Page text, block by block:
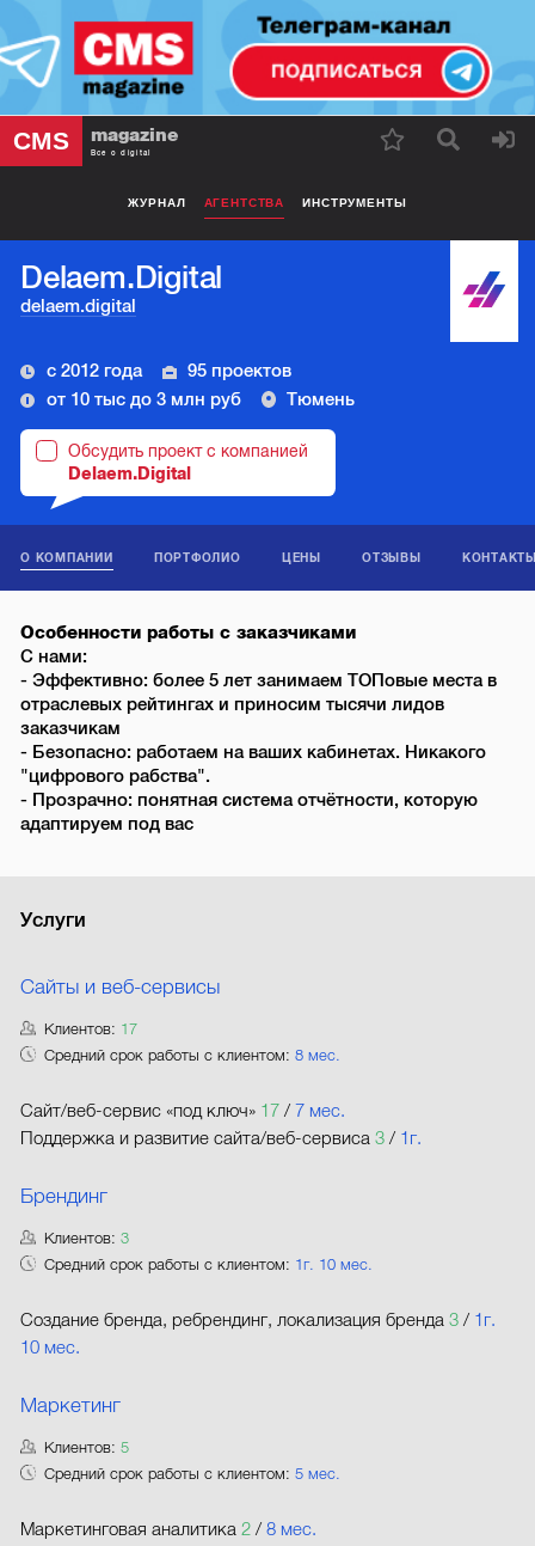
CMS magazine
Все о digital
ЖУРНАЛ АГЕНТСТВА ИНСТРУМЕНТЫ
Delaem.Digital
delaem.digital
с 2012 года
95 проектов
от 10 тыс до 3 млн руб
Тюмень
Обсудить проект с компанией
Delaem.Digital
О КОМПАНИИ ПОРТФОЛИО ЦЕНЫ ОТЗЫВЫ
Особенности работы с заказчиками
С нами:
- Эффективно: более 5 лет занимаем ТОПовые места в
отраслевых рейтингах и приносим тысячи лидов
заказчикам
- Безопасно: работаем на ваших кабинетах. Никакого
"цифрового рабства".
- Прозрачно: понятная система отчётности, которую
адаптируем под вас
Услуги
Сайты и веб-сервисы
Клиентов: 17
Средний срок работы с клиентом:8 мес.
Сайт/веб-сервис «под ключ» 17 /7 мес.
Поддержка и развитие сайта/веб-сервиса 3 / 1г.
Брендинг
Клиентов:3
Средний срок работы с клиентом: 1г. 10 мес.
Создание бренда, ребрендинг, локализация бренда 3 / 1г.
10 мес.
Маркетинг
Клиентов:5
Средний срок работы с клиентом:5 мес.
Маркетинговая аналитика 2 /8 мес.